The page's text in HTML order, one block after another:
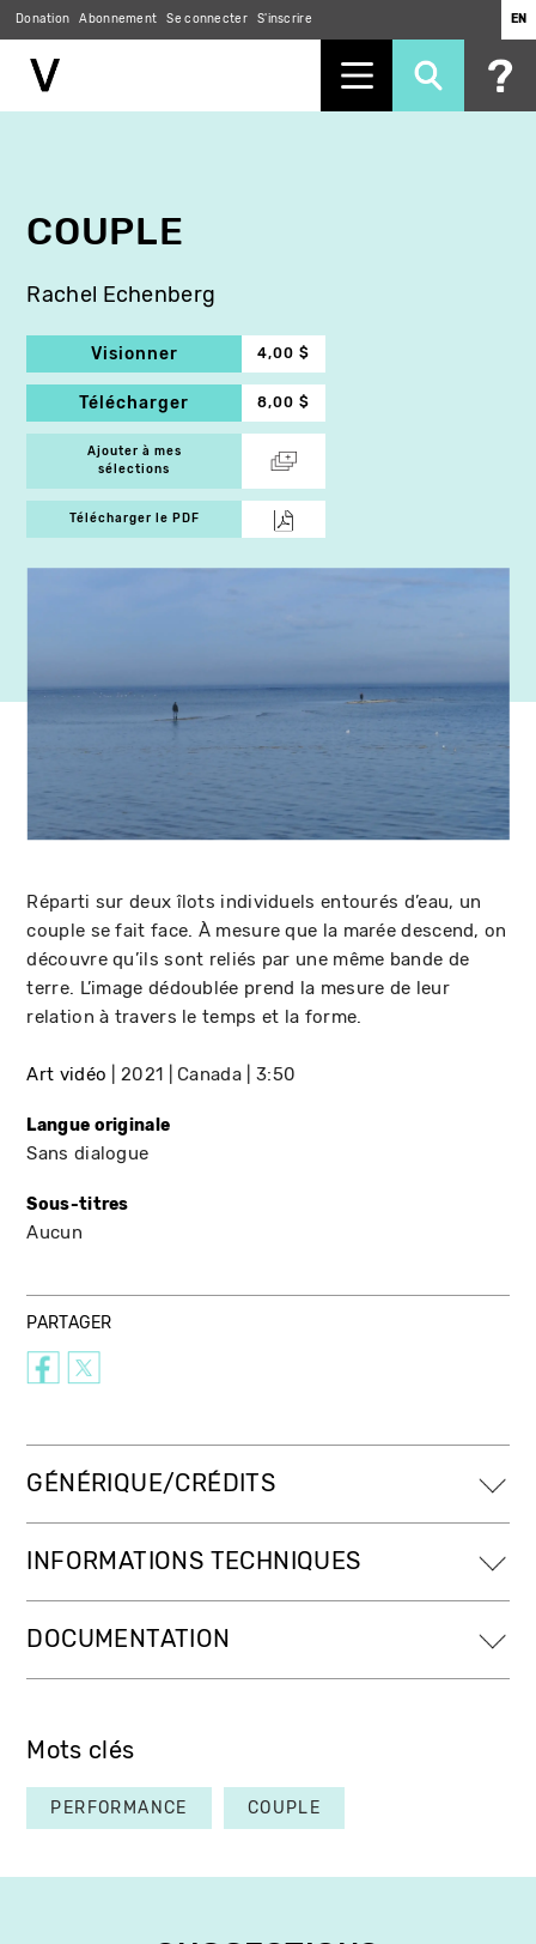
Donation Abonnement Se connecter S'inscrire EN
COUPLE
Rachel Echenberg
Visionner 4,00 $
Télécharger 8,00 $
Ajouter à mes
sélections
Télécharger le PDF
Réparti sur deux îlots individuels entourés d’eau, un
couple se fait face. À mesure que la marée descend, on
découvre qu’ils sont reliés par une même bande de
terre. L’image dédoublée prend la mesure de leur
relation à travers le temps et la forme.
Art vidéo 2021 Canada 3:50
Langue originale
Sans dialogue
Sous-titres
Aucun
PARTAGER
GÉNÉRIQUE/CRÉDITS
INFORMATIONS TECHNIQUES
DOCUMENTATION
Mots clés
PERFORMANCE COUPLE